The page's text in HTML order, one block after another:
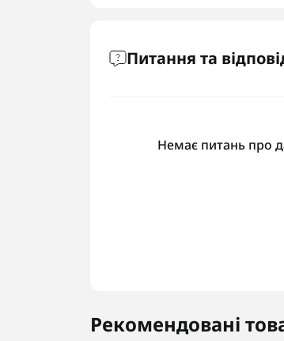
Питання та
Немає питань про
Рекомендовані